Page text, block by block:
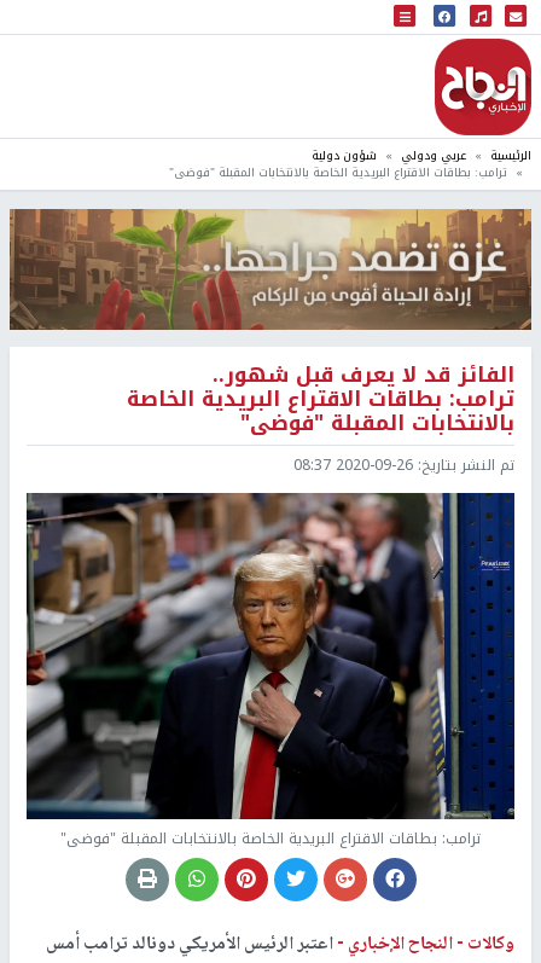
البث المباشر
إذاعة النجاح
الرئيسية عربي ودولي شؤون دولية
ترامب: بطاقات الاقتراع البريدية الخاصة بالانتخابات المقبلة "فوضى"
الفائز قد لا يعرف قبل شهور..
ترامب: بطاقات الاقتراع البريدية الخاصة
بالانتخابات المقبلة "فوضى"
تم النشر بتاريخ: 2020-09-26 08:37
ترامب: بطاقات الاقتراع البريدية الخاصة بالانتخابات المقبلة "فوضى"
وكالات -النجاح الإخباري -اعتبر الرئيس الأمريكي دونالد ترامب أمس